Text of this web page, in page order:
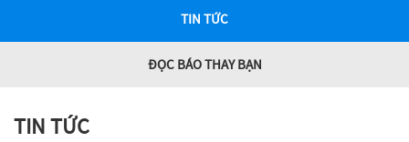
TIN TỨC
ĐỌC BÁO THAY BẠN
TIN TỨC